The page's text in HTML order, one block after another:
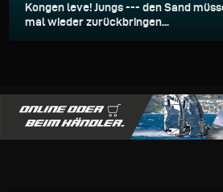
Kongen leve! Jungs --- den Sand
mal wieder zurückbringen...